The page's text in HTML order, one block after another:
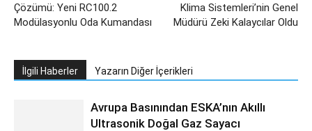
Çözümü: Yeni RC100.2
Modülasyonlu Oda Kumandası
Klima Sistemleri’nin Genel
Müdürü Zeki Kalaycılar Oldu
İlgili Haberler Yazarın Diğer İçerikleri
Avrupa Basınından ESKA’nın Akıllı
Ultrasonik Doğal Gaz Sayacı